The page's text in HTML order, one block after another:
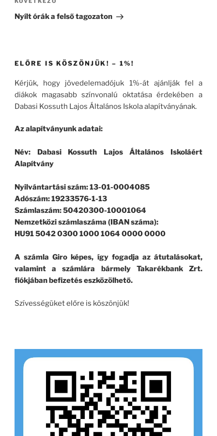
Következő
bejegyzés
Nyílt órák a felső tagozaton
ELŐRE IS KÖSZÖNJÜK! – 1%!
Kérjük, hogy jövedelemadójuk 1%-át ajánlják fel a
diákok magasabb színvonalú oktatása érdekében a
Dabasi Kossuth Lajos Általános Iskola alapítványának.
Az alapítványunk adatai:
Név: Dabasi Kossuth Lajos Általános Iskoláért
Alapítvány
Nyilvántartási szám: 13-01-0004085
Adószám: 19233576-1-13
Számlaszám: 50420300-10001064
Nemzetközi számlaszáma (IBAN száma):
HU91 5042 0300 1000 1064 0000 0000
A számla Giro képes, így fogadja az átutalásokat,
valamint a számlára bármely Takarékbank Zrt.
fiókjában befizetés eszközölhető.
Szívességüket előre is köszönjük!